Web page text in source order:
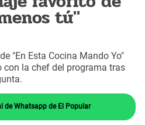
tú"
"En Esta Cocina Mando Yo"
la chef del programa tras
de Whatsapp de El Popular